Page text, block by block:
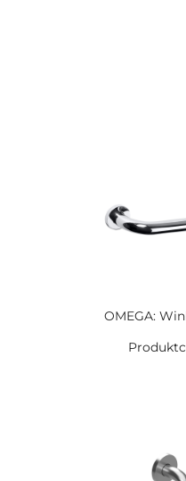
OMEGA: